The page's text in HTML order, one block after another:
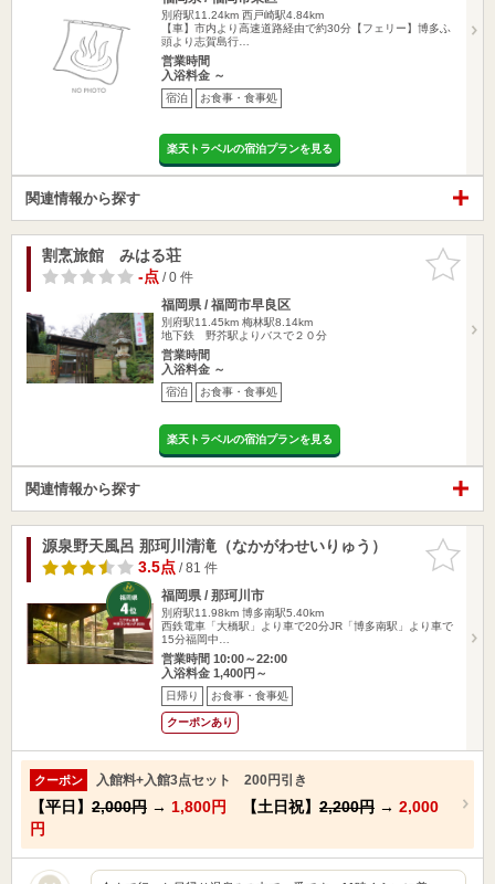
別府駅11.24km 西戸崎駅4.84km
【車】市内より高速道路経由で約30分【フェリー】博多ふ
頭より志賀島行…
営業時間
入浴料金 ～
宿泊 お食事・食事処
楽天トラベルの宿泊プランを見る
関連情報から探す
お気に入
りに追加
割烹旅館 みはる荘
-点/ 0 件
福岡県 / 福岡市早良区
別府駅11.45km 梅林駅8.14km
地下鉄 野芥駅よりバスで２０分
営業時間
入浴料金 ～
宿泊 お食事・食事処
楽天トラベルの宿泊プランを見る
関連情報から探す
お気に入
りに追加
源泉野天風呂 那珂川清滝（なかがわせいりゅう）
3.5点/ 81 件
福岡県 / 那珂川市
別府駅11.98km 博多南駅5.40km
西鉄電車「大橋駅」より車で20分JR「博多南駅」より車で
15分福岡中…
営業時間 10:00～22:00
入浴料金 1,400円～
日帰り お食事・食事処
クーポンあり
クーポン 入館料+入館3点セット 200円引き
【平日】 2,000円 → 1,800円 【土日祝】 2,200円 → 2,000
円